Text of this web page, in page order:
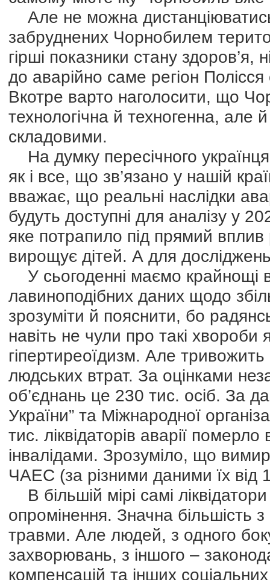
Але не можна
забруднених Чорнобилем
гірші показники стану
до аварійно саме регіон
Вкотре варто наголосити, що
технологічна й техногенна, але
складовими.
На думку пересічного
як і все, що зв’язано у нашій
вважає, що реальні наслідки
будуть доступні для аналізу у
яке потрапило під прямий вплив
вирощує дітей. А для досліджень
У сьогоденні маємо крайнощі
лавиноподібних даних щодо
зрозуміти й пояснити, бо
навіть не чули про такі хвороби
гіпертиреоїдизм. Але
людських втрат. За оцінками
об’єднань це 230 тис. осіб. За
України” та Міжнародної
тис. ліквідаторів аварії
інвалідами. Зрозуміло, що
ЧАЕС (за різними даними їх від
В більшій мірі самі
опромінення. Значна більшість
травми. Але людей, з одного
захворювань, з іншого –
компенсацій та інших